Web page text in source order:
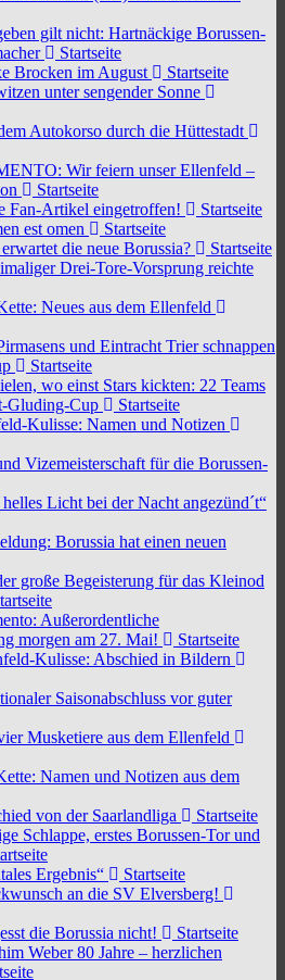
gilt nicht: Hartnäckige Borussen-
Startseite
Brocken im August
Startseite
unter sengender Sonne
Autokorso durch die Hüttestadt
Wir feiern unser Ellenfeld –
Startseite
Fan-Artikel eingetroffen!
Startseite
est omen
Startseite
die neue Borussia?
Startseite
Drei-Tore-Vorsprung reichte
Neues aus dem Ellenfeld
und Eintracht Trier schnappen
Startseite
wo einst Stars kickten: 22 Teams
Gluding-Cup
Startseite
Kulisse: Namen und Notizen
Vizemeisterschaft für die Borussen-
Licht bei der Nacht angezünd´t“
Borussia hat einen neuen
große Begeisterung für das Kleinod
Außerordentliche
morgen am 27. Mai!
Startseite
Kulisse: Abschied in Bildern
Saisonabschluss vor guter
Musketiere aus dem Ellenfeld
Namen und Notizen aus dem
von der Saarlandliga
Startseite
Schlappe, erstes Borussen-Tor und
Ergebnis“
Startseite
an die SV Elversberg!
die Borussia nicht!
Startseite
Weber 80 Jahre – herzlichen